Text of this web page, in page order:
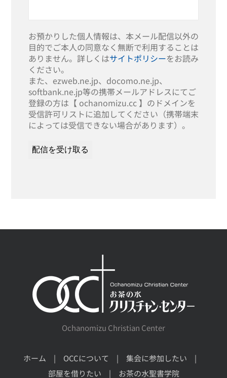
お預かりした個人情報は、本メール配信以外の
目的でご本人の同意なく無断で利用することは
ありません。詳しくはサイトポリシーをお読み
ください。
また、ezweb.ne.jp、docomo.ne.jp、
softbank.ne.jp等の携帯メールアドレスにてご
登録の方は【 ochanomizu.cc 】のドメインを
受信許可リストに追加してください（携帯端末
によっては受信できない場合があります）。
Ochanomizu Christian Center
ホーム OCCについて
集会に参加したい
部屋を借りたい
お茶の水聖書学院